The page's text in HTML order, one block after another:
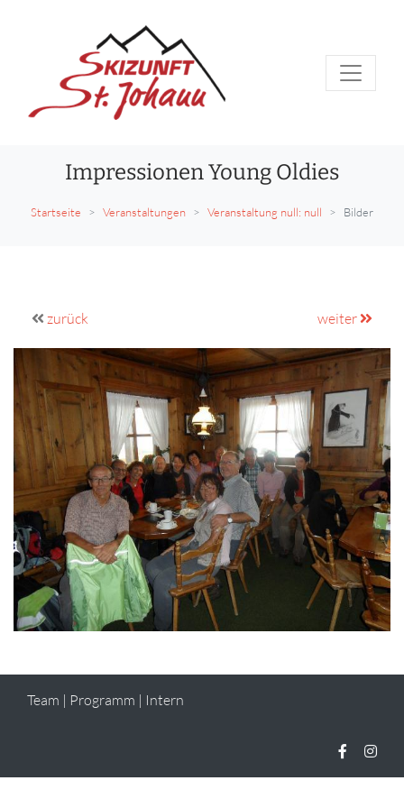
Impressionen Young Oldies
Startseite Veranstaltungen Veranstaltung null: null Bilder
zurück weiter
Team | Programm | Intern